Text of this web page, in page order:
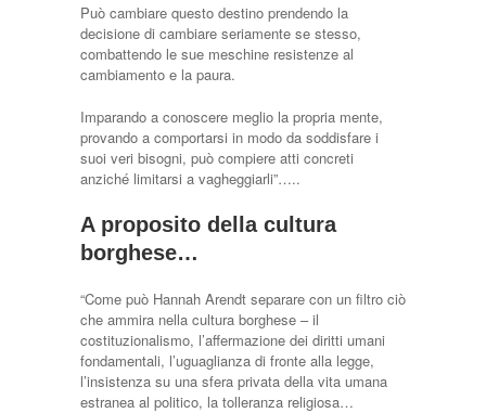
Può cambiare questo destino prendendo la
decisione di cambiare seriamente se stesso,
combattendo le sue meschine resistenze al
cambiamento e la paura.
Imparando a conoscere meglio la propria mente,
provando a comportarsi in modo da soddisfare i
suoi veri bisogni, può compiere atti concreti
anziché limitarsi a vagheggiarli”…..
A proposito della cultura
borghese…
“Come può Hannah Arendt separare con un filtro ciò
che ammira nella cultura borghese – il
costituzionalismo, l’affermazione dei diritti umani
fondamentali, l’uguaglianza di fronte alla legge,
l’insistenza su una sfera privata della vita umana
estranea al politico, la tolleranza religiosa…